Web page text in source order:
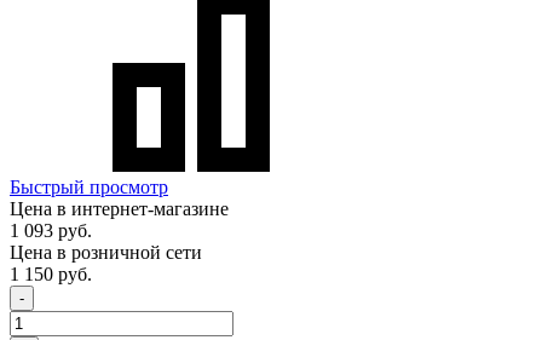
Быстрый просмотр
Цена в интернет-магазине
1 093 руб.
Цена в розничной сети
1 150 руб.
-